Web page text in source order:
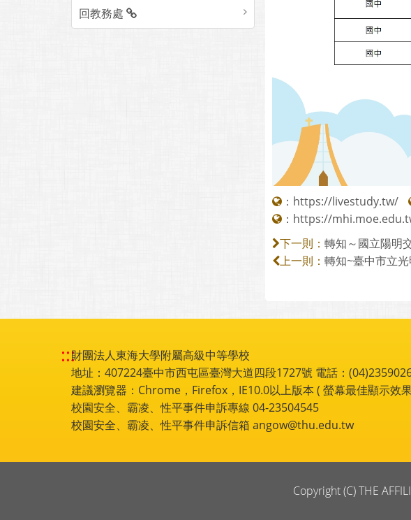
回教務處
： https://livestudy.tw/
： https://
下一則： 轉知～國立陽明
上一則： 轉知~臺中市立
:::財團法人東海大學附屬高級中等學校
地址：407224臺中市西屯區臺灣大道四段1727號 電話：
建議瀏覽器：Chrome，Firefox，IE10.0以上版本 ( 螢幕最佳顯示效
校園安全、霸凌、性平事件申訴專線 04-23504545
校園安全、霸凌、性平事件申訴信箱 angow@thu.edu.tw
Copyright (C) THE